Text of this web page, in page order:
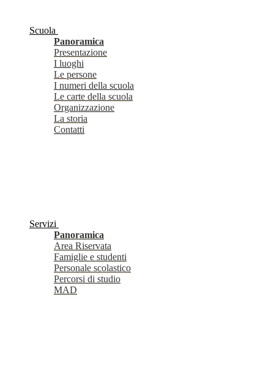
Scuola
Panoramica
Presentazione
I luoghi
Le persone
I numeri della scuola
Le carte della scuola
Organizzazione
La storia
Contatti
Servizi
Panoramica
Area Riservata
Famiglie e studenti
Personale scolastico
Percorsi di studio
MAD